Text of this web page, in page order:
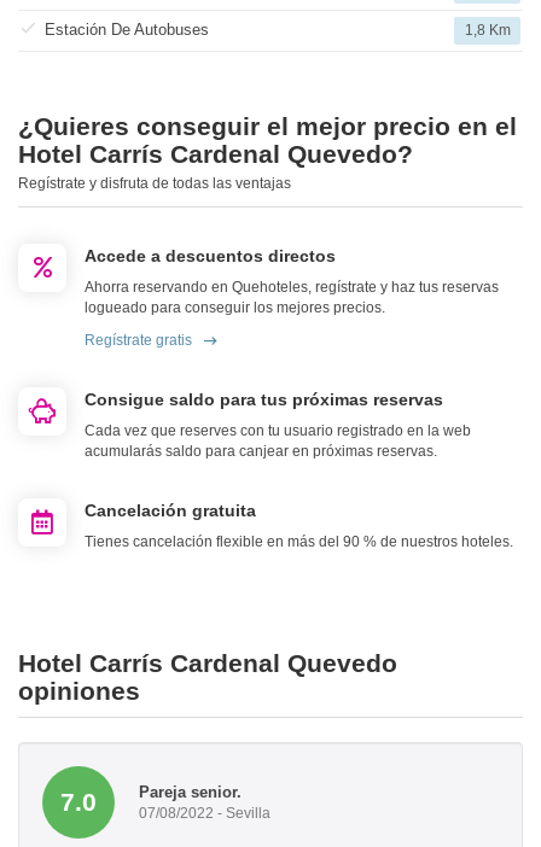
Estación De Autobuses 1,8 Km
¿Quieres conseguir el mejor precio en el
Hotel Carrís Cardenal Quevedo?
Regístrate y disfruta de todas las ventajas
Accede a descuentos directos
Ahorra reservando en Quehoteles, regístrate y haz tus reservas
logueado para conseguir los mejores precios.
Regístrate gratis
Consigue saldo para tus próximas reservas
Cada vez que reserves con tu usuario registrado en la web
acumularás saldo para canjear en próximas reservas.
Cancelación gratuita
Tienes cancelación flexible en más del 90 % de nuestros hoteles.
Hotel Carrís Cardenal Quevedo
opiniones
7.0 Pareja senior.
07/08/2022 - Sevilla